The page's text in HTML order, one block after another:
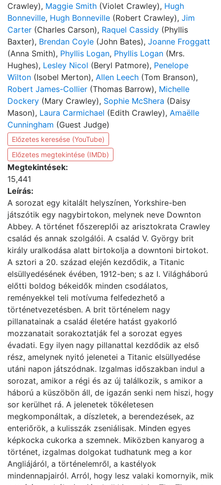
Crawley), Maggie Smith (Violet Crawley), Hugh
Bonneville, Hugh Bonneville (Robert Crawley), Jim
Carter (Charles Carson), Raquel Cassidy (Phyllis
Baxter), Brendan Coyle (John Bates), Joanne Froggatt
(Anna Smith), Phyllis Logan, Phyllis Logan (Mrs.
Hughes), Lesley Nicol (Beryl Patmore), Penelope
Wilton (Isobel Merton), Allen Leech (Tom Branson),
Robert James-Collier (Thomas Barrow), Michelle
Dockery (Mary Crawley), Sophie McShera (Daisy
Mason), Laura Carmichael (Edith Crawley), Amaëlle
Cunningham (Guest Judge)
Előzetes keresése (YouTube)
Előzetes megtekintése (IMDb)
Megtekintések:
15,441
Leírás:
A sorozat egy kitalált helyszínen, Yorkshire-ben
játszótik egy nagybirtokon, melynek neve Downton
Abbey. A történet főszereplői az arisztokrata Crawley
család és annak szolgálói. A család V. György brit
király uralkodása alatt birtokolja a downtoni birtokot.
A sztori a 20. század elején kezdődik, a Titanic
elsüllyedésének évében, 1912-ben; s az I. Világháború
előtti boldog békeidők minden csodálatos,
reményekkel teli motívuma felfedezhető a
történetvezetésben. A brit történelem nagy
pillanatainak a család életére hatást gyakorló
mozzanatait sorakoztatják fel a sorozat egyes
évadati. Egy ilyen nagy pillanattal kezdődik az első
rész, amelynek nyitó jelenetei a Titanic elsüllyedése
utáni napon játszódnak. Izgalmas időszakban indul a
sorozat, amikor a régi és az új találkozik, s amikor a
háború a küszöbön áll, de igazán senki nem hiszi, hogy
sor kerülhet rá. A jelenetek tökéletesen
megkomponáltak, a díszletek, a berendezések, az
enteriőrök, a kulisszák zseniálisak. Minden egyes
képkocka cukorka a szemnek. Miközben kanyarog a
történet, izgalmas dolgokat tudhatunk meg a kor
Angliájáról, a történelemről, a kastélyok
mindennapjairól. Arról, hogy lesz valaki komornyik, mik